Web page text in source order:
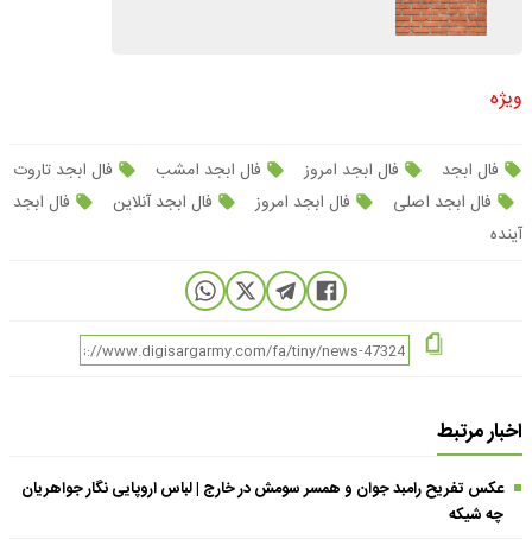
ویژه
فال ابجد فال ابجد امروز فال ابجد امشب
فال ابجد تاروت
فال ابجد اصلی
فال ابجد امروز فال ابجد آنلاین
فال ابجد
آینده
اخبار مرتبط
عکس تفریح رامبد جوان و همسر سومش در خارج | لباس اروپایی نگار جواهریان
چه شیکه